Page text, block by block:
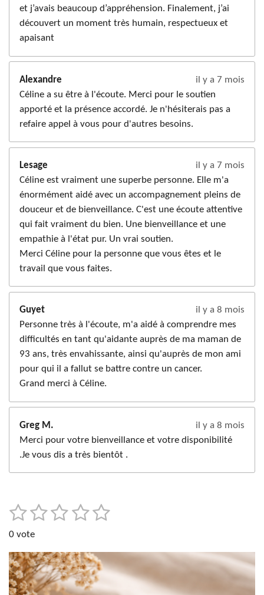
et j’avais beaucoup d’appréhension. Finalement, j’ai
découvert un moment très humain, respectueux et
apaisant
Alexandre
il y a 7 mois
Céline a su être à l'écoute. Merci pour le soutien
apporté et la présence accordé. Je n'hésiterais pas a
refaire appel à vous pour d'autres besoins.
Lesage
il y a 7 mois
Céline est vraiment une superbe personne. Elle m'a
énormément aidé avec un accompagnement pleins de
douceur et de bienveillance. C'est une écoute attentive
qui fait vraiment du bien. Une bienveillance et une
empathie à l'état pur. Un vrai soutien.
Merci Céline pour la personne que vous êtes et le
travail que vous faites.
Guyet
il y a 8 mois
Personne très à l'écoute, m'a aidé à comprendre mes
difficultés en tant qu'aidante auprès de ma maman de
93 ans, très envahissante, ainsi qu'auprès de mon ami
pour qui il a fallut se battre contre un cancer.
Grand merci à Céline.
Greg M.
il y a 8 mois
Merci pour votre bienveillance et votre disponibilité
.Je vous dis a très bientôt .
É
a
l
u
a
1
é
t
o
i
2
é
t
o
i
3
t
o
i
4
t
o
i
5
t
o
i
E
e
0 vote